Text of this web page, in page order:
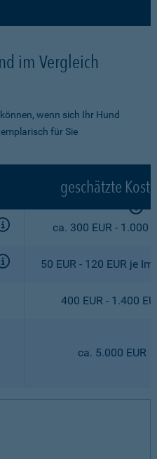
im Vergleich
wenn sich Ihr Hund
für Sie
geschätzte
ca. 300 EUR - 1.000
50 EUR - 120 EUR je
400 EUR - 1.400
ca. 5.000 EUR